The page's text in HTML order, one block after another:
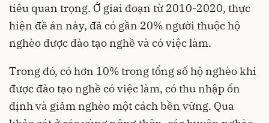
tiêu quan trọng. Ở giai đoạn từ 2010-2020, thực
hiện đề án này, đã có gần 20% người thuộc hộ
nghèo được đào tạo nghề và có việc làm.
Trong đó, có hơn 10% trong tổng số hộ nghèo khi
được đào tạo nghề có việc làm, có thu nhập ổn
định và giảm nghèo một cách bền vững. Qua